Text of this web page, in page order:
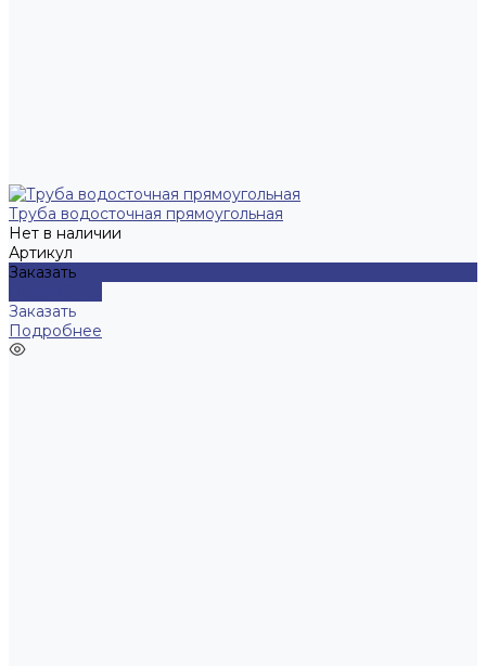
Труба водосточная прямоугольная
Нет в наличии
Артикул
Заказать
Заказать
Подробнее